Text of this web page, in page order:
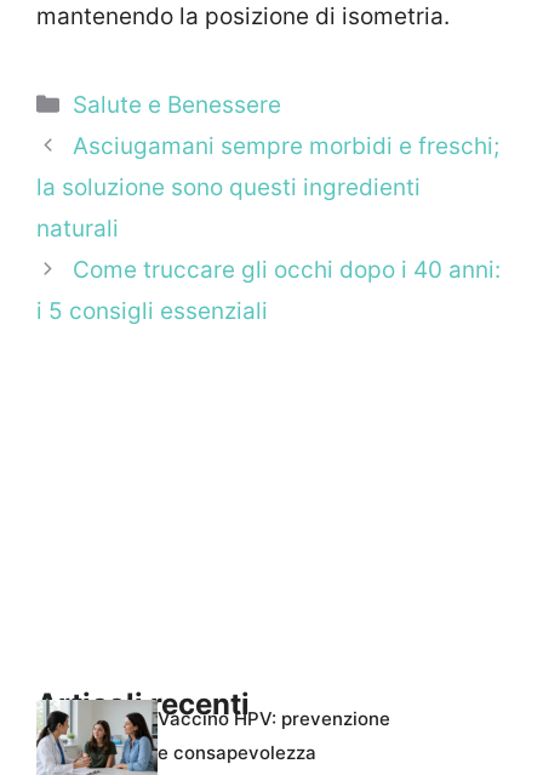
mantenendo la posizione di isometria.
Categorie
Salute e Benessere
Asciugamani sempre morbidi e freschi;
la soluzione sono questi ingredienti
naturali
Come truccare gli occhi dopo i 40 anni:
i 5 consigli essenziali
Articoli recentiVaccino HPV: prevenzione
e consapevolezza